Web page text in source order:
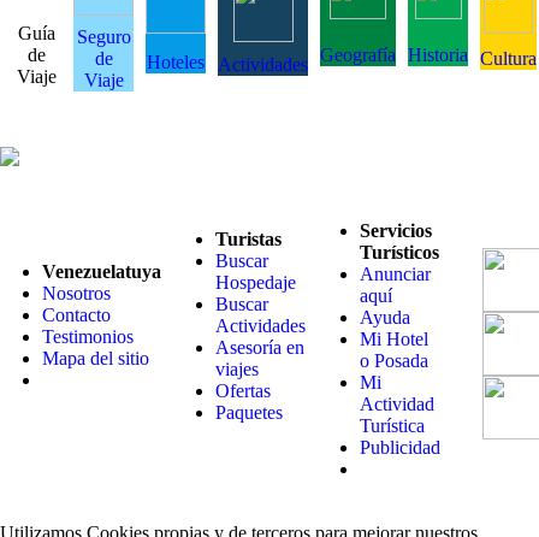
Guía
de
Viaje
Seguro
de
Viaje
Hoteles Actividades Geografía Historia Cultura
Venezuelatuya
Nosotros
Contacto
Testimonios
Mapa del sitio
Turistas
Buscar
Hospedaje
Buscar
Actividades
Asesoría en
viajes
Ofertas
Paquetes
Servicios
Turísticos
Anunciar
aquí
Ayuda
Mi Hotel
o Posada
Mi
Actividad
Turística
Publicidad
Utilizamos Cookies propias y de terceros para mejorar nuestros